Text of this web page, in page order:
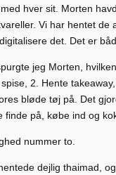
hver sit. Morten
Vi har hentet de
det. Det er
jeg Morten,
2. Hente
bløde tøj på. Det
finde på, købe ind og
nummer to.
dejlig thaimad,